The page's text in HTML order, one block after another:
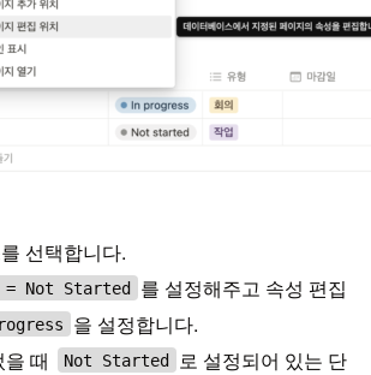
선택합니다.
= Not Started
를 설정해주고 속성 편집
을 설정합니다.
때
Not Started
로 설정되어 있는 단